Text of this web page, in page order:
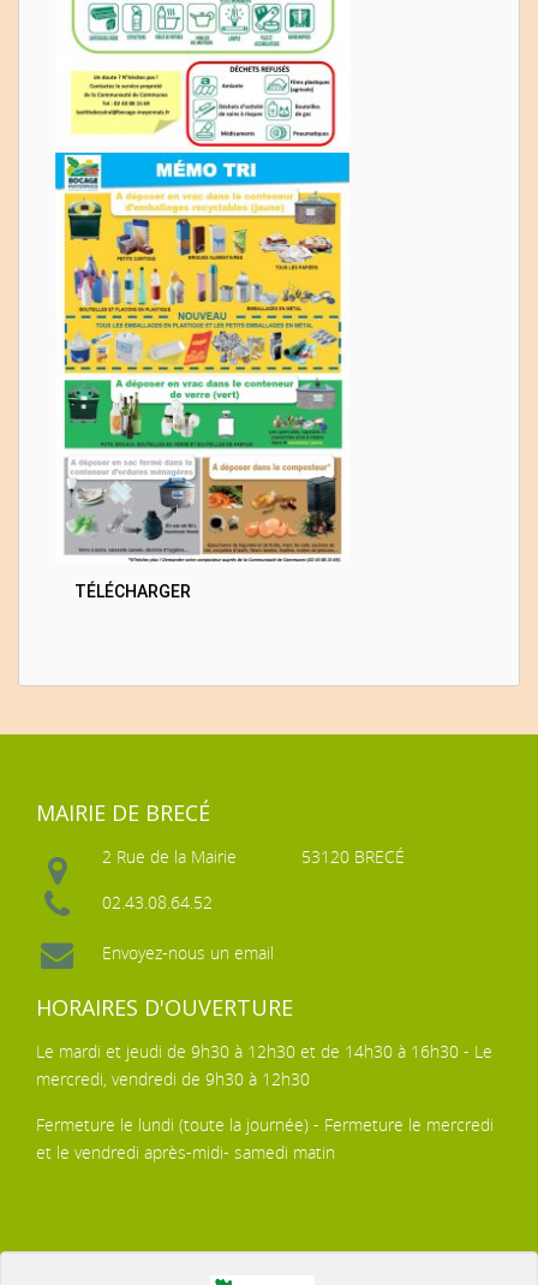
TÉLÉCHARGER
MAIRIE DE BRECÉ
2 Rue de la Mairie
53120 BRECÉ
02.43.08.64.52
Envoyez-nous un email
HORAIRES D'OUVERTURE
Le mardi et jeudi de 9h30 à 12h30 et de 14h30 à 16h30 - Le
mercredi, vendredi de 9h30 à 12h30
Fermeture le lundi (toute la journée) - Fermeture le mercredi
et le vendredi après-midi- samedi matin